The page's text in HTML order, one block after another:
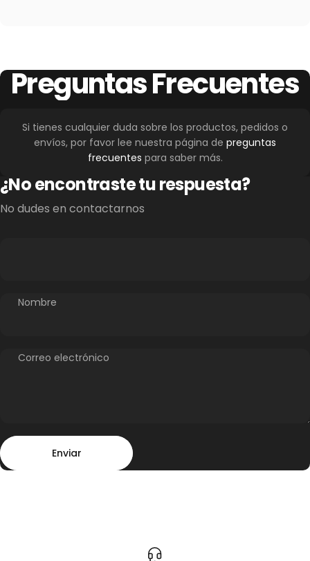
PreguntasFrecuentes
Si tienes cualquier duda sobre los productos, pedidos o
envíos, por favor lee nuestra página de preguntas
frecuentes para saber más.
¿No encontraste tu respuesta?
No dudes en contactarnos
Nombre
Correo electrónico
Enviar
Enviar